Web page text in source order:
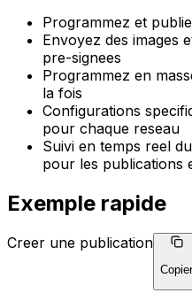
Programmez et
Envoyez des images
pre-signees
Programmez en
la fois
Configurations
pour chaque reseau
Suivi en temps reel
pour les publications
Exemple rapide
Creer une publication
Copier